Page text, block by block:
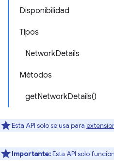
Disponibilidad
Tipos
NetworkDetails
Métodos
getNetworkDetails()
Esta API solo se usa para
Importante:Esta API solo